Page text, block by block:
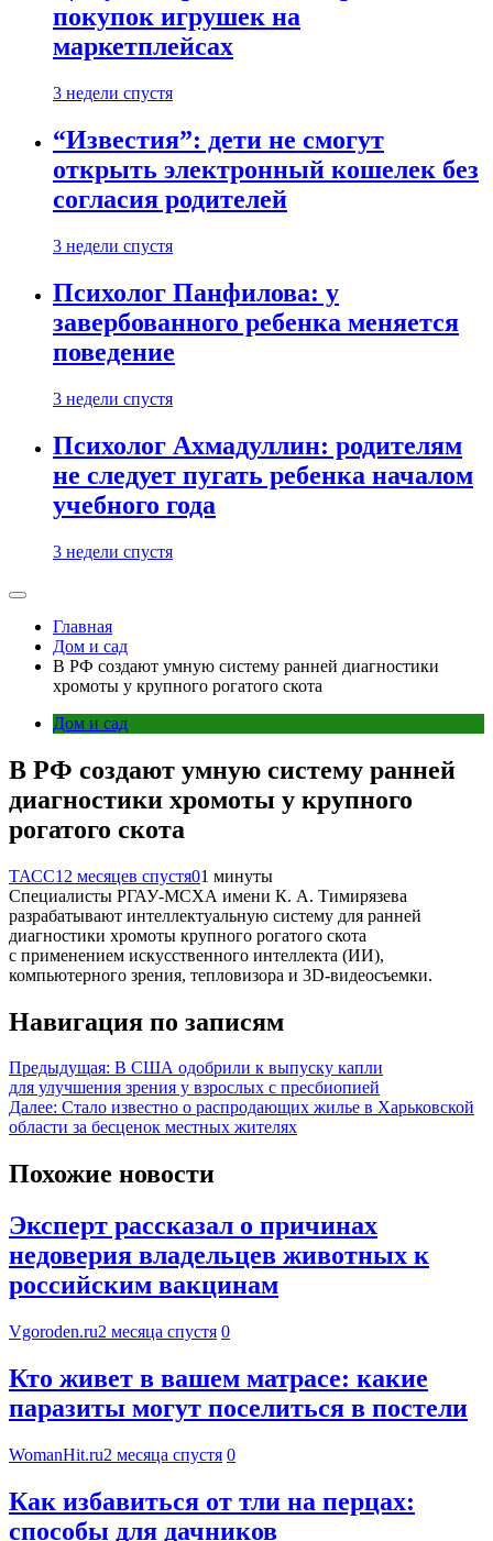
покупок игрушек на
маркетплейсах
3 недели спустя
“Известия”: дети не смогут
открыть электронный кошелек без
согласия родителей
3 недели спустя
Психолог Панфилова: у
завербованного ребенка меняется
поведение
3 недели спустя
Психолог Ахмадуллин: родителям
не следует пугать ребенка началом
учебного года
3 недели спустя
Главная
Дом и сад
В РФ создают умную систему ранней диагностики
хромоты у крупного рогатого скота
Дом и сад
В РФ создают умную систему ранней
диагностики хромоты у крупного
рогатого скота
ТАСС12 месяцев спустя01 минуты
Специалисты РГАУ-МСХА имени К. А. Тимирязева
разрабатывают интеллектуальную систему для ранней
диагностики хромоты крупного рогатого скота
с применением искусственного интеллекта (ИИ),
компьютерного зрения, тепловизора и 3D-видеосъемки.
Навигация по записям
Предыдущая: В США одобрили к выпуску капли
для улучшения зрения у взрослых с пресбиопией
Далее: Стало известно о распродающих жилье в Харьковской
области за бесценок местных жителях
Похожие новости
Эксперт рассказал о причинах
недоверия владельцев животных к
российским вакцинам
Vgoroden.ru2 месяца спустя 0
Кто живет в вашем матрасе: какие
паразиты могут поселиться в постели
WomanHit.ru2 месяца спустя 0
Как избавиться от тли на перцах:
способы для дачников